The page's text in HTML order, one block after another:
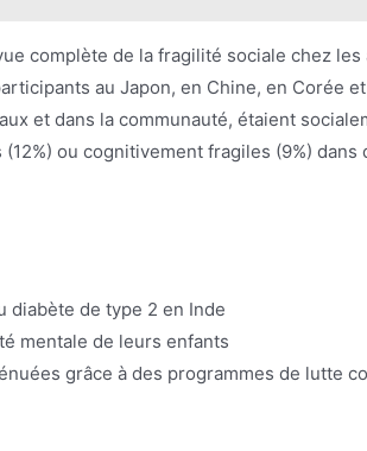
complète de la fragilité sociale chez les
au Japon, en Chine, en Corée
et dans la communauté, étaient
ou cognitivement fragiles (9%) dans
diabète de type 2 en Inde
mentale de leurs enfants
grâce à des programmes de lutte